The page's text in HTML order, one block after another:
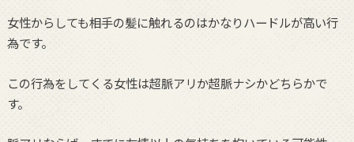
女性からしても相手の髪に触れるのはかなりハードルが高い行
為です。
この行為をしてくる女性は超脈アリか超脈ナシかどちらかで
す。